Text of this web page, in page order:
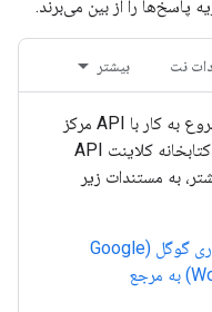
دات نت بیشتر
این صفحه حاوی اطلاعاتی در مورد شروع به کار با API مرکز
هشدار فضای کاری گوگل با استفاده از کتابخانه کلاینت API
به مستندات زیر
برای API مرکز هشدار فضای کاری گوگل (Google
Workspace Alert Center API) به مرجع